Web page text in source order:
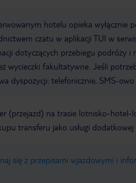
hotelu opieka wyłącznie
czatu w aplikacji TUI w
dotyczących przebiegu podróży i
wycieczki fakultatywne. Jeśli
dyspozycji: telefonicznie, SMS-
(przejazd) na trasie lotnisko-
transferu jako usługi
się z przepisami wjazdowymi i